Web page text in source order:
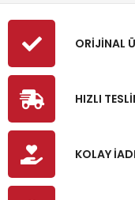
ORİJİNAL
HIZLI
KOLAY